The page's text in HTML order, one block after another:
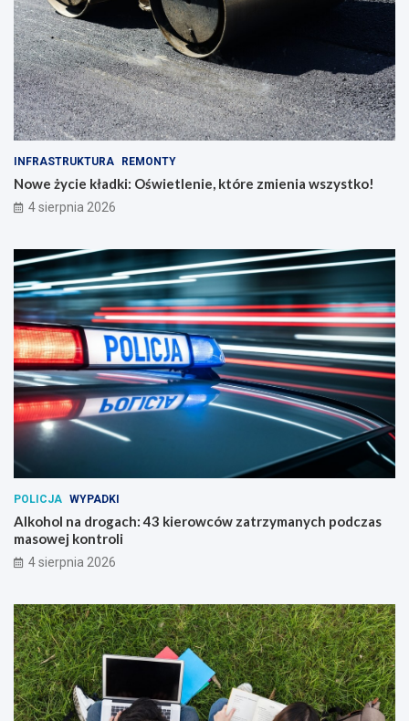
INFRASTRUKTURA REMONTY
Nowe życie kładki: Oświetlenie, które zmienia wszystko!
4 sierpnia 2026
POLICJA WYPADKI
Alkohol na drogach: 43 kierowców zatrzymanych podczas
masowej kontroli
4 sierpnia 2026